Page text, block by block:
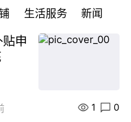
包拼房
每周铁发！
生活服务 新闻
贴申
1 0